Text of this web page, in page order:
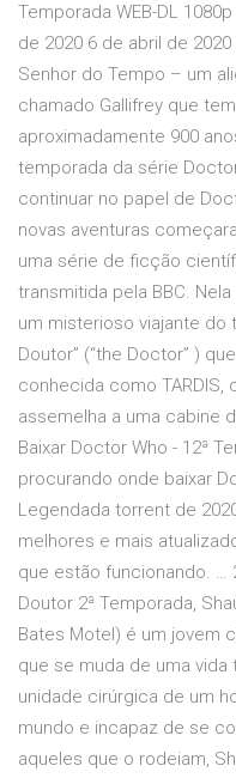
Temporada WEB-DL
de 2020 6 de abril de
Senhor do Tempo – um
chamado Gallifrey que
aproximadamente 900
temporada da série
continuar no papel de
novas aventuras
uma série de ficção
transmitida pela BBC.
um misterioso viajante do
Doutor” (“the Doctor” )
conhecida como TARDIS,
assemelha a uma cabine
Baixar Doctor Who - 12ª
procurando onde baixar
Legendada torrent de
melhores e mais
que estão funcionando. …
Doutor 2ª Temporada,
Bates Motel) é um jovem
que se muda de uma vida
unidade cirúrgica de um
mundo e incapaz de se
aqueles que o rodeiam,